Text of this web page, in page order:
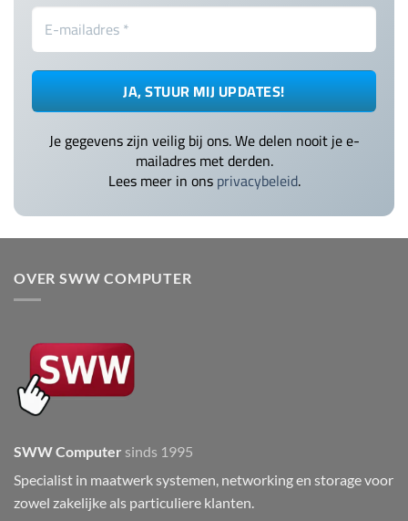
Je gegevens zijn veilig bij ons. We delen nooit je e-
mailadres met derden.
Lees meer in onsprivacybeleid.
OVER SWW COMPUTER
SWW Computer sinds 1995
Specialist in maatwerk systemen, networking en storage voor
zowel zakelijke als particuliere klanten.